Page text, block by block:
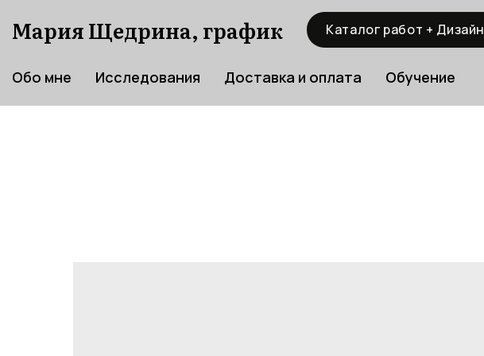
Мария Щедрина, график Каталог работ + Дизайн
Обо мне Исследования Доставка и оплата Обучение